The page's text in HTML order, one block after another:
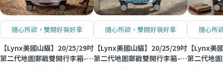
隨心所欲，雙開好裝好拿
【Lynx美國山貓】20/25/29吋
第二代地圖郵戳雙開行李箱-燕
隨心所欲，雙開好裝好拿
【Lynx美國山貓】20/25/29吋
第二代地圖郵戳雙開行李箱-湖
隨心所
【Lynx美
第二代地